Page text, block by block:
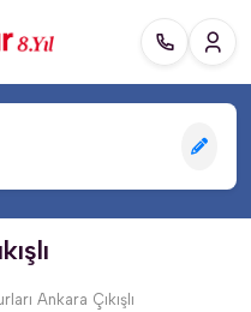
Ankara Çıkışlı